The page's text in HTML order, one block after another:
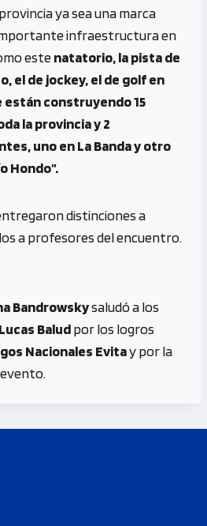
ya sea una marca
infraestructura en
estenatatorio, la pista de
el de jockey, el de golf en
están construyendo 15
la provincia y 2
uno en La Banda y otro
Hondo”.
distinciones a
a profesores del encuentro.
Bandrowskysaludó a los
Lucas Baludpor los logros
Nacionales Evitay por la